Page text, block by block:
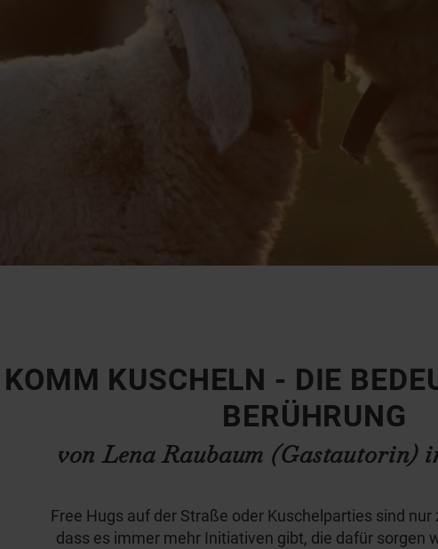
KOMM KUSCHELN - DIE
BERÜHRUNG
von Lena Raubaum (Gastautorin)
Free Hugs auf der Straße oder Kuschelparties sind nur
dass es immer mehr Initiativen gibt, die dafür sorgen